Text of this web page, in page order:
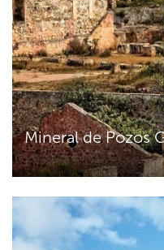
Mineral de Pozos